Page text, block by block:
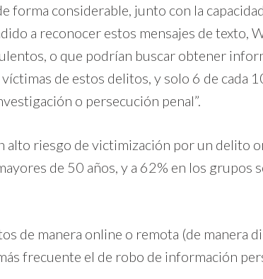
forma considerable, junto con la
a reconocer estos mensajes de texto,
o que podrían buscar obtener
de estos delitos, y solo 6 de cada
o persecución penal”.
alto riesgo de victimización por un delito
de 50 años, y a 62% en los grupos
de manera online o remota (de manera
frecuente el de robo de información